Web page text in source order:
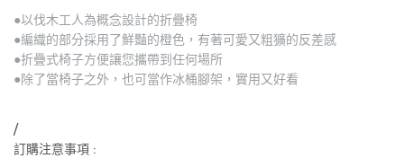
●以伐木工人為概念設計的折疊椅
●編織的部分採用了鮮豔的橙色，有著可愛又粗獷的反差感
●折疊式椅子方便讓您攜帶到任何場所
●除了當椅子之外，也可當作冰桶腳架，實用又好看
/
訂購注意事項 :